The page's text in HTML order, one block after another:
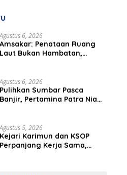
Agustus 6, 2026
Amsakar: Penataan Ruang
Laut Bukan Hambatan,
Agustus 6, 2026
Pulihkan Sumbar Pasca
Banjir, Pertamina Patra Niaga
Agustus 5, 2026
Kejari Karimun dan KSOP
Perpanjang Kerja Sama,